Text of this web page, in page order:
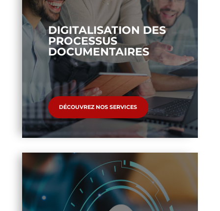
DIGITALISATION DES
PROCESSUS
DOCUMENTAIRES
DÉCOUVREZ NOS SERVICES